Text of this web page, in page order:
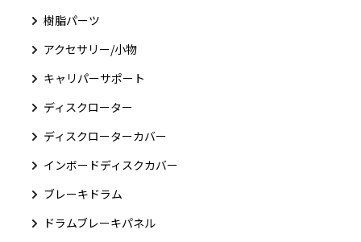
樹脂パーツ
アクセサリー/小物
キャリパーサポート
ディスクローター
ディスクローターカバー
インボードディスクカバー
ブレーキドラム
ドラムブレーキパネル